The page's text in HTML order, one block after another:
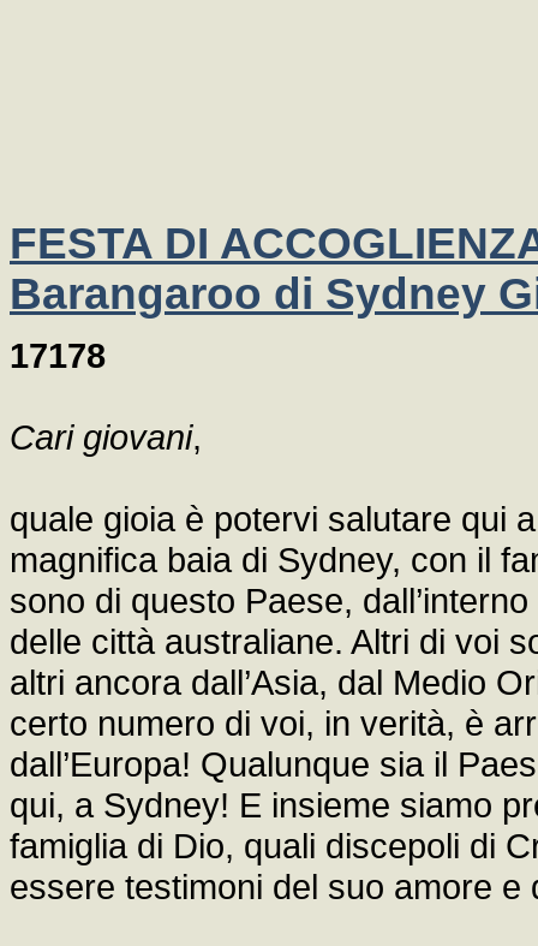
FESTA DI
Barangaroo di Sydney
17178
Cari giovani,
quale gioia è potervi salutare qui
magnifica baia di Sydney, con il
sono di questo Paese,
delle città australiane. Altri di voi
altri ancora dall’Asia, dal Medio
certo numero di voi, in verità, è
dall’Europa! Qualunque sia il
qui, a Sydney! E insieme siamo
famiglia di Dio, quali discepoli di
essere testimoni del suo amore